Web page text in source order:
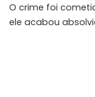
O crime foi
ele acabou